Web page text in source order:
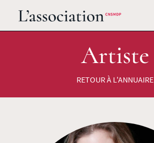
Artiste
RETOUR À L'ANNUAIRE